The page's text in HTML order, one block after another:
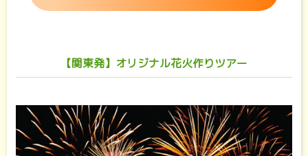
【関東発】オリジナル花火作りツアー